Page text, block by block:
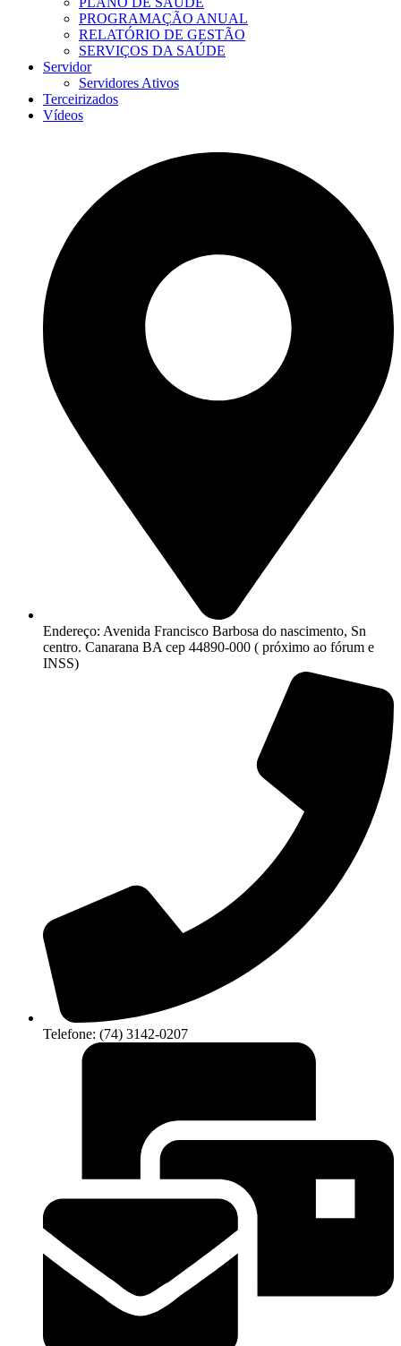
PROGRAMAÇÃO ANUAL
RELATÓRIO DE GESTÃO
SERVIÇOS DA SAÚDE
Servidor
Servidores Ativos
Terceirizados
Vídeos
Endereço: Avenida Francisco Barbosa do nascimento, Sn
centro. Canarana BA cep 44890-000 ( próximo ao fórum e
INSS)
Telefone: (74) 3142-0207